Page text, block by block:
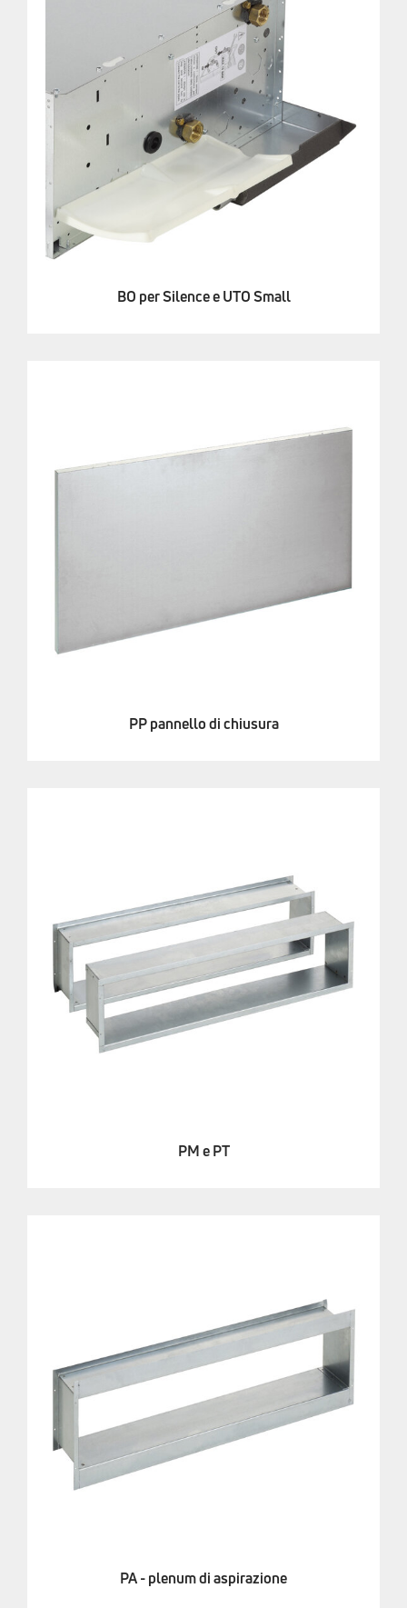
BO per Silence e UTO Small
PP pannello di chiusura
PM e PT
PA - plenum di aspirazione